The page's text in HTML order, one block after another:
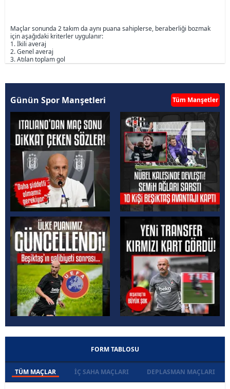
Maçlar sonunda 2 takım da aynı puana sahiplerse, beraberliği bozmak
için aşağıdaki kriterler uygulanır:
1. İkili averaj
2. Genel averaj
3. Atılan toplam gol
Günün Spor Manşetleri Tüm Manşetler
FORM TABLOSU
TÜM MAÇLAR İÇ SAHA MAÇLARI DEPLASMAN MAÇLARI